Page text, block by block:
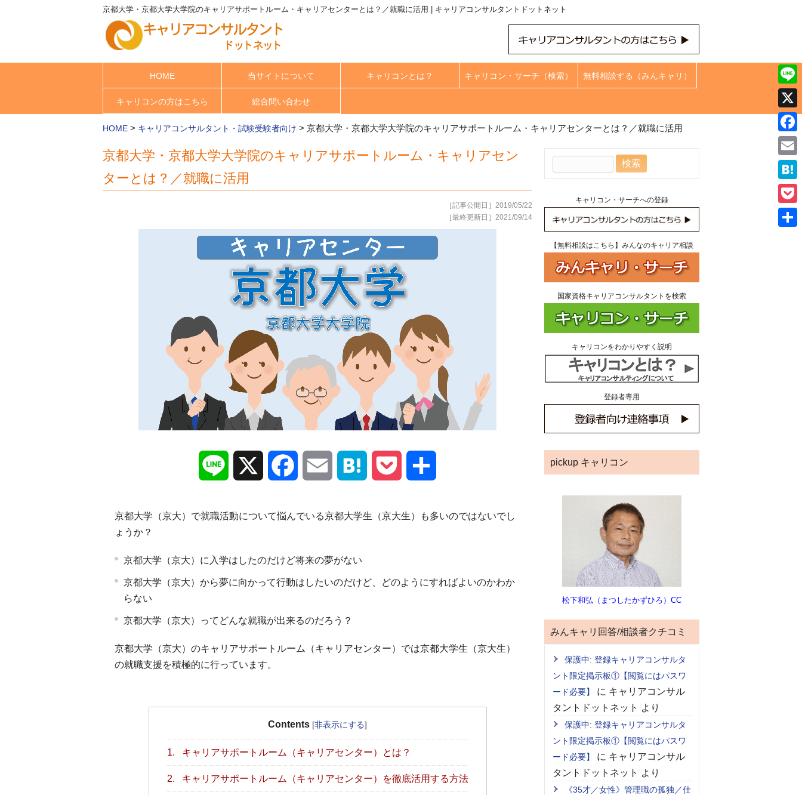
京都大学・京都大学大学院のキャリアサポートルーム・キャリアセンターとは？／就職に活用 | キャリアコンサルタントドットネット
HOME 当サイトについて キャリコンとは？ キャリコン・サーチ（検索） 無料相談する（みんキャリ）
キャリコンの方はこちら 総合問い合わせ
HOME > キャリアコンサルタント・試験受験者向け > 京都大学・京都大学大学院のキャリアサポートルーム・キャリアセンターとは？／就職に活用
京都大学・京都大学大学院のキャリアサポートルーム・キャリアセン
ターとは？／就職に活用
［記事公開日］2019/05/22
［最終更新日］2021/09/14
Line Facebook Email Hatena Pocket
京都大学（京大）で就職活動について悩んでいる京都大学生（京大生）も多いのではないでし
ょうか？
京都大学（京大）に入学はしたのだけど将来の夢がない
京都大学（京大）から夢に向かって行動はしたいのだけど、どのようにすればよいのかわか
らない
京都大学（京大）ってどんな就職が出来るのだろう？
京都大学（京大）のキャリアサポートルーム（キャリアセンター）では京都大学生（京大生）
の就職支援を積極的に行っています。
Contents [非表示にする]
1. キャリアサポートルーム（キャリアセンター）とは？
2. キャリアサポートルーム（キャリアセンター）を徹底活用する方法
キャリコン・サーチへの登録
【無料相談はこちら】みんなのキャリア相談
国家資格キャリアコンサルタントを検索
キャリコンをわかりやすく説明
登録者専用
pickup キャリコン
松下和弘（まつしたかずひろ）CC
みんキャリ回答/相談者クチコミ
保護中: 登録キャリアコンサルタ
ント限定掲示板①【閲覧にはパスワ
ード必要】
に キャリアコンサル
タントドットネット より
保護中: 登録キャリアコンサルタ
ント限定掲示板①【閲覧にはパスワ
ード必要】
に キャリアコンサル
タントドットネット より
《35才／女性》管理職の孤独／仕
Line
X
Email